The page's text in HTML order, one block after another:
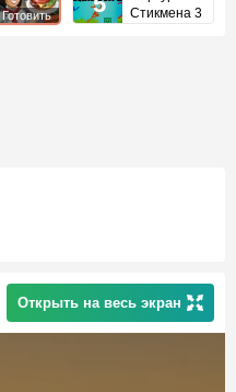
Готовить
Стикмена 3
Открыть на весь экран